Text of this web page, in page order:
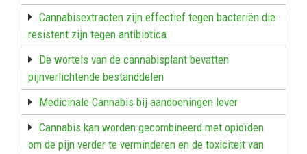
Cannabisextracten zijn effectief tegen bacteriën die
resistent zijn tegen antibiotica
De wortels van de cannabisplant bevatten
pijnverlichtende bestanddelen
Medicinale Cannabis bij aandoeningen lever
Cannabis kan worden gecombineerd met opioïden
om de pijn verder te verminderen en de toxiciteit van